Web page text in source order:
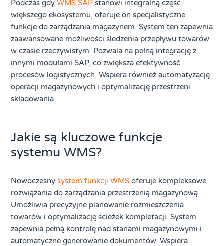
Podczas gdy WMS SAPstanowi integralną część
większego ekosystemu, oferuje on specjalistyczne
funkcje do zarządzania magazynem. System ten zapewnia
zaawansowane możliwości śledzenia przepływu towarów
w czasie rzeczywistym. Pozwala na pełną integrację z
innymi modułami SAP, co zwiększa efektywność
procesów logistycznych. Wspiera również automatyzację
operacji magazynowych i optymalizację przestrzeni
składowania.
Jakie są kluczowe funkcje
systemu WMS?
Nowoczesny system funkcji WMSoferuje kompleksowe
rozwiązania do zarządzania przestrzenią magazynową.
Umożliwia precyzyjne planowanie rozmieszczenia
towarów i optymalizację ścieżek kompletacji. System
zapewnia pełną kontrolę nad stanami magazynowymi i
automatyczne generowanie dokumentów. Wspiera